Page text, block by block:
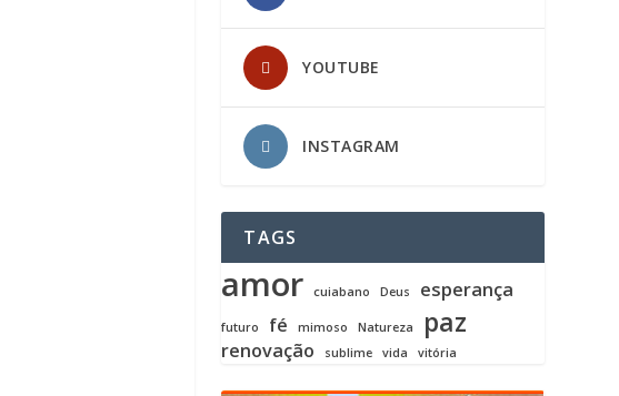
YOUTUBE
INSTAGRAM
TAGS
amor cuiabano Deus esperança
futuro fé mimoso Natureza paz
renovação sublime vida vitória